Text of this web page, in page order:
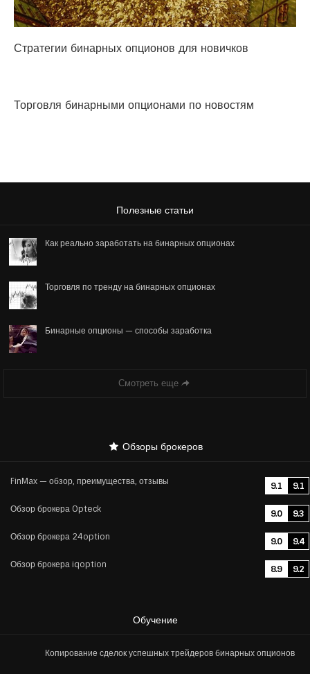
Стратегии бинарных опционов для новичков
Торговля бинарными опционами по новостям
Полезные статьи
Как реально заработать на бинарных опционах
Торговля по тренду на бинарных опционах
Бинарные опционы — способы заработка
Смотреть еще
Обзоры брокеров
9.1 9.1
FinMax — обзор, преимущества, отзывы
9.0 9.3
Обзор брокера Opteck
9.0 9.4
Обзор брокера 24option
8.9 9.2
Обзор брокера iqoption
Обучение
Копирование сделок успешных трейдеров бинарных опционов